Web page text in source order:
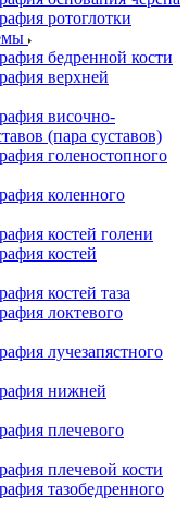
ротоглотки
бедренной кости
верхней
височно-
(пара суставов)
голеностопного
коленного
костей голени
костей
костей таза
локтевого
лучезапястного
нижней
плечевого
плечевой кости
тазобедренного